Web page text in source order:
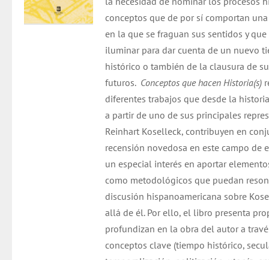
$ 21.000.$ 19.000.
conceptos que de por sí comportan
en la que se fraguan sus sentidos y que
iluminar para dar cuenta de un nuevo
histórico o también de la clausura de
futuros. Conceptos que hacen Historia(s)
diferentes trabajos que desde la
a partir de uno de sus principales
Reinhart Koselleck, contribuyen en
recensión novedosa en este campo de
un especial interés en aportar
como metodológicos que puedan
discusión hispanoamericana sobre
allá de él. Por ello, el libro presenta
profundizan en la obra del autor a
conceptos clave (tiempo histórico,